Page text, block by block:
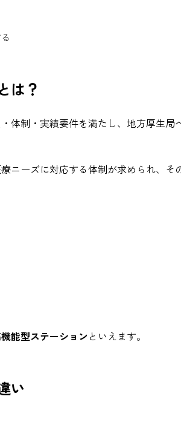
は？
体制・実績要件を満たし、地方厚生局
ニーズに対応する体制が求められ、そ
能型ステーションといえます。
い